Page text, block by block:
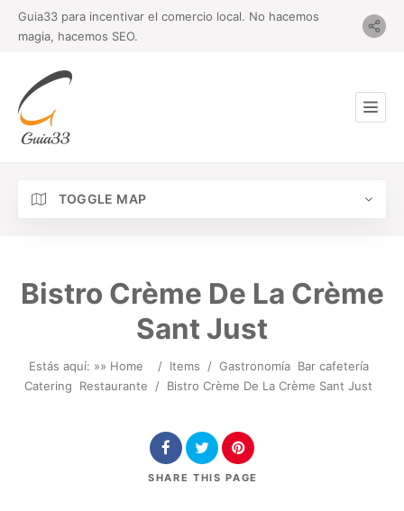
Guia33 para incentivar el comercio local. No hacemos
magia, hacemos SEO.
TOGGLE MAP
Bistro Crème De La Crème
Sant Just
Estás aquí: »» Home / Items / Gastronomía Bar cafetería
Catering
Restaurante / Bistro Crème De La Crème Sant Just
SHARE THIS PAGE